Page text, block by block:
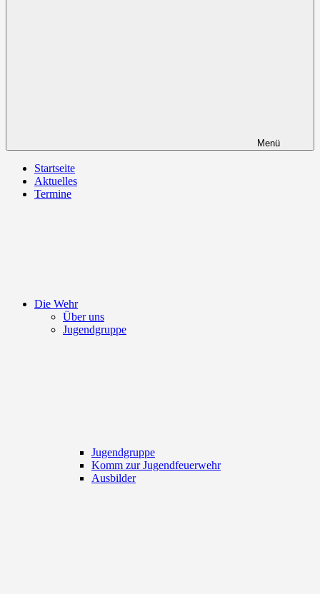
Menü
Startseite
Aktuelles
Termine
Die Wehr
Über uns
Jugendgruppe
Jugendgruppe
Komm zur Jugendfeuerwehr
Ausbilder